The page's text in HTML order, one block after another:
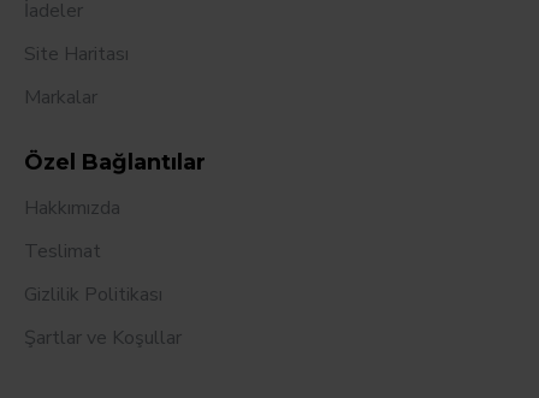
İadeler
Site Haritası
Markalar
Özel Bağlantılar
Hakkımızda
Teslimat
Gizlilik Politikası
Şartlar ve Koşullar